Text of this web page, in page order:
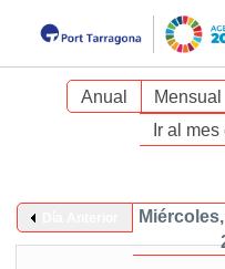
Anual Mensual
Ir al